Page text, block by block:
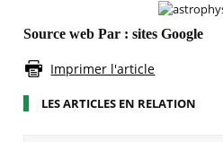
Source web Par : sites Google
Imprimer l'article
LES ARTICLES EN RELATION